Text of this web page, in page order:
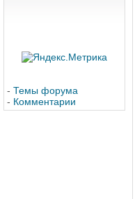
- Темы форума
- Комментарии